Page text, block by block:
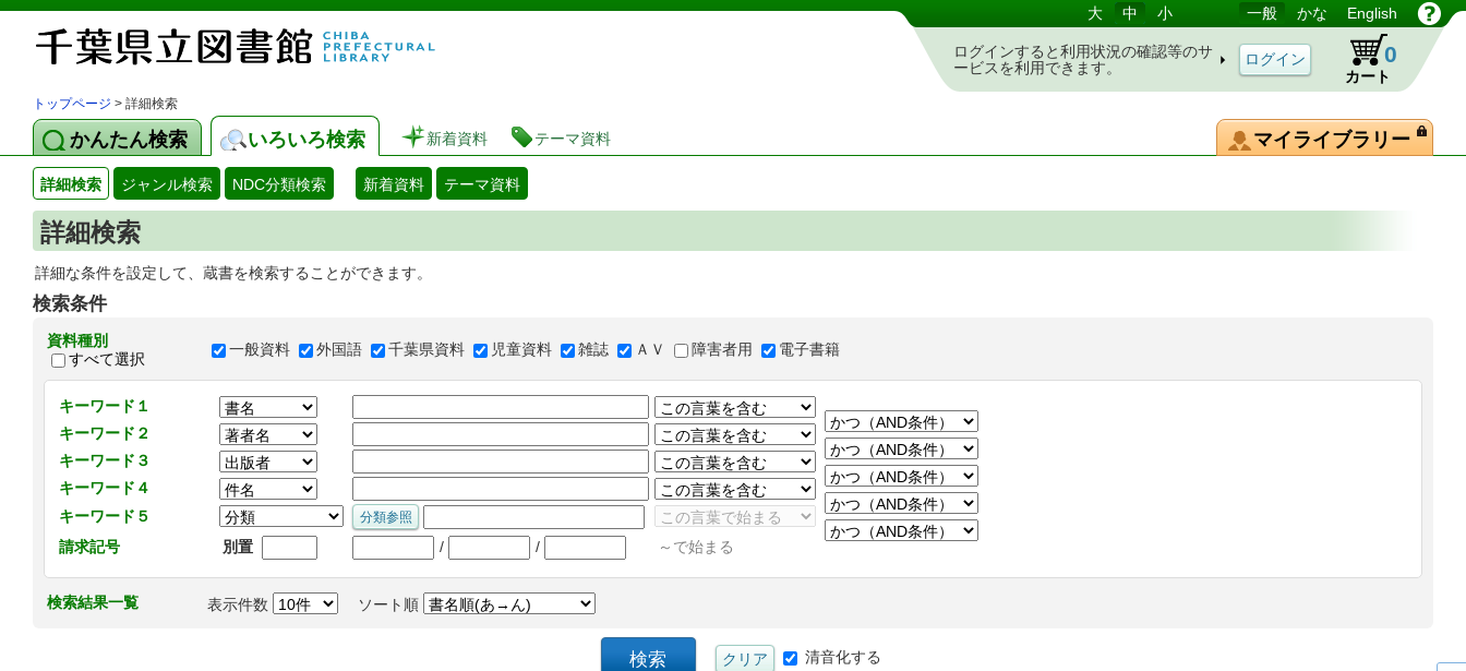
図書館 蔵書検索・予約システム 大 中 小 一般 かな English
ログインすると利用状況の確認等のサ
ービスを利用できます。
カート
0
トップページ > 詳細検索
かんたん検索 いろいろ検索 新着資料 テーマ資料 マイライブラリー
詳細検索 ジャンル検索 NDC分類検索 新着資料 テーマ資料
詳細検索
詳細な条件を設定して、蔵書を検索することができます。
検索条件
資料種別
すべて選択
一般資料 外国語 千葉県資料 児童資料 雑誌 ＡＶ 障害者用 電子書籍
キーワード１
キーワード２
キーワード３
キーワード４
キーワード５
請求記号
別置 / / ～で始まる
検索結果一覧 表示件数 ソート順
清音化する